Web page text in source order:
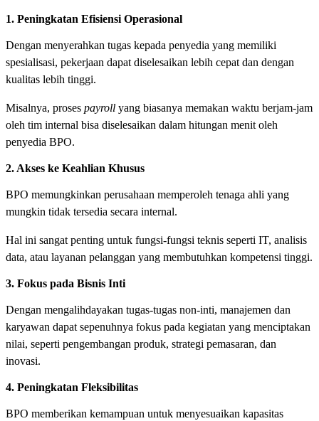
1. Peningkatan Efisiensi Operasional
Dengan menyerahkan tugas kepada penyedia yang memiliki
spesialisasi, pekerjaan dapat diselesaikan lebih cepat dan dengan
kualitas lebih tinggi.
Misalnya, proses payroll yang biasanya memakan waktu berjam-jam
oleh tim internal bisa diselesaikan dalam hitungan menit oleh
penyedia BPO.
2. Akses ke Keahlian Khusus
BPO memungkinkan perusahaan memperoleh tenaga ahli yang
mungkin tidak tersedia secara internal.
Hal ini sangat penting untuk fungsi-fungsi teknis seperti IT, analisis
data, atau layanan pelanggan yang membutuhkan kompetensi tinggi.
3. Fokus pada Bisnis Inti
Dengan mengalihdayakan tugas-tugas non-inti, manajemen dan
karyawan dapat sepenuhnya fokus pada kegiatan yang menciptakan
nilai, seperti pengembangan produk, strategi pemasaran, dan
inovasi.
4. Peningkatan Fleksibilitas
BPO memberikan kemampuan untuk menyesuaikan kapasitas